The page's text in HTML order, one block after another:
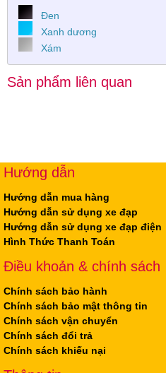
Đen
Xanh dương
Xám
Sản phẩm liên quan
Hướng dẫn
Hướng dẫn mua hàng
Hướng dẫn sử dụng xe đạp
Hướng dẫn sử dụng xe đạp điện
Hình Thức Thanh Toán
Điều khoản & chính sách
Chính sách bảo hành
Chính sách bảo mật thông tin
Chính sách vận chuyển
Chính sách đổi trả
Chính sách khiếu nại